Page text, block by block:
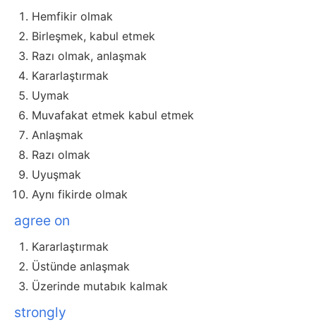
Hemfikir olmak
Birleşmek, kabul etmek
Razı olmak, anlaşmak
Kararlaştırmak
Uymak
Muvafakat etmek kabul etmek
Anlaşmak
Razı olmak
Uyuşmak
Aynı fikirde olmak
agree on
Kararlaştırmak
Üstünde anlaşmak
Üzerinde mutabık kalmak
strongly